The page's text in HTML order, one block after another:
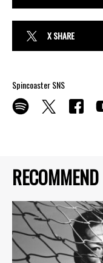
RECOMMEND
X SHARE
Spincoaster SNS